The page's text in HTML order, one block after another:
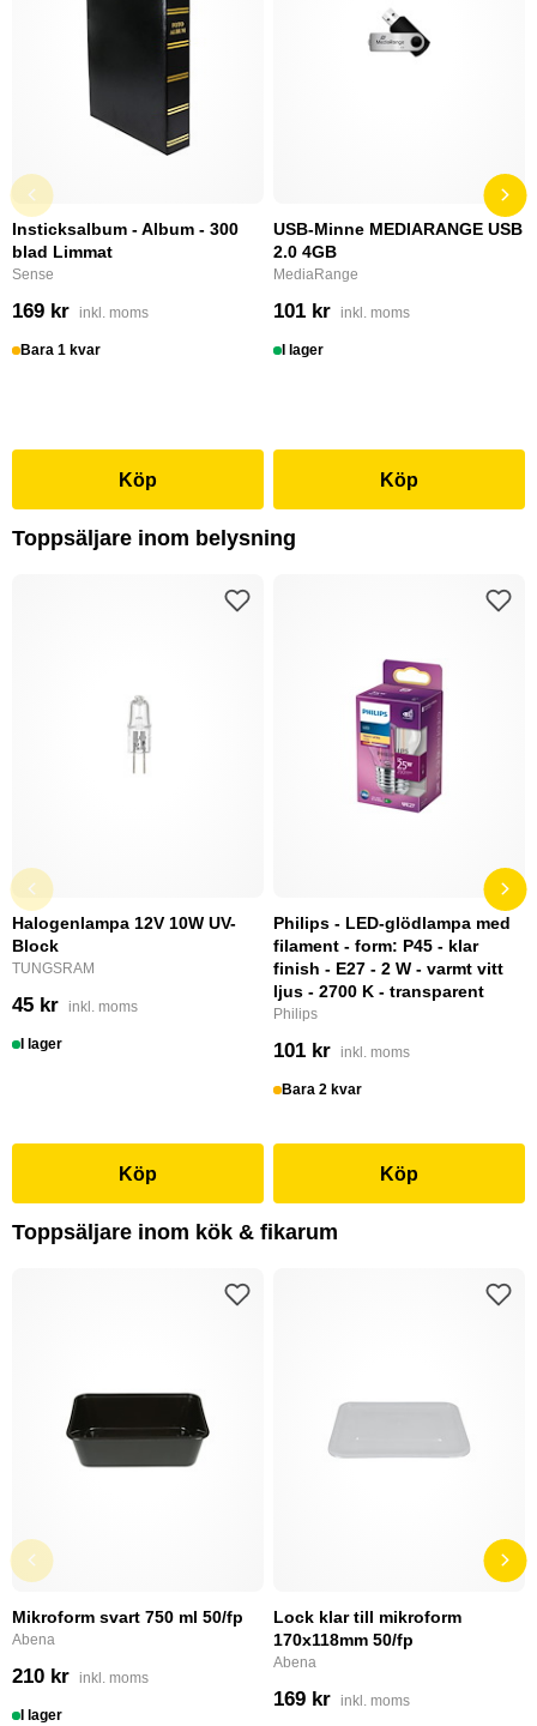
Insticksalbum - Album - 300
blad Limmat
Sense
169 kr inkl. moms
Bara 1 kvar
Köp
USB-Minne MEDIARANGE USB
2.0 4GB
MediaRange
101 kr inkl. moms
I lager
Köp
Toppsäljare inom belysning
Halogenlampa 12V 10W UV-
Block
TUNGSRAM
45 kr inkl. moms
I lager
Köp
Philips - LED-glödlampa med
filament - form: P45 - klar
finish - E27 - 2 W - varmt vitt
ljus - 2700 K - transparent
Philips
101 kr inkl. moms
Bara 2 kvar
Köp
Toppsäljare inom kök & fikarum
Mikroform svart 750 ml 50/fp
Abena
210 kr inkl. moms
I lager
Lock klar till mikroform
170x118mm 50/fp
Abena
169 kr inkl. moms